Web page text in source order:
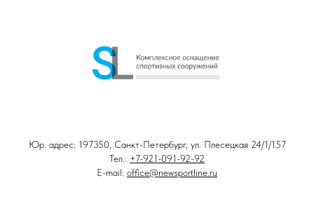
Юр. адрес: 197350, Санкт-Петербург, ул. Плесецкая 24/1/157
Тел.: +7-921-091-92-92
E-mail: office@newsportline.ru